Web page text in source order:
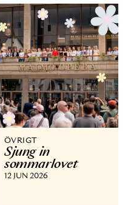
ÖVRIGT
Sjung in
sommarlovet
12 JUN 2026